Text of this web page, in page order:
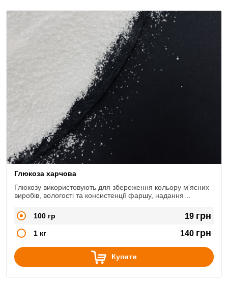
Глюкоза харчова
Глюкозу використовують для збереження кольору м'ясних
виробів, вологості та консистенції фаршу, надання
100 гр
19 грн
1 кг 140 грн
Купити